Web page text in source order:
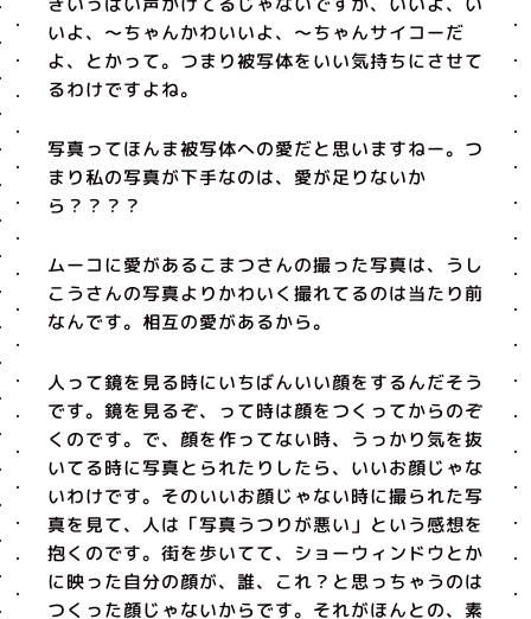
いよ、〜ちゃんかわいいよ、〜ちゃんサイコーだ
よ、とかって。つまり被写体をいい気持ちにさせて
るわけですよね。
写真ってほんま被写体への愛だと思いますねー。つ
まり私の写真が下手なのは、愛が足りないか
ら？？？？
ムーコに愛があるこまつさんの撮った写真は、うし
こうさんの写真よりかわいく撮れてるのは当たり前
なんです。相互の愛があるから。
人って鏡を見る時にいちばんいい顔をするんだそう
です。鏡を見るぞ、って時は顔をつくってからのぞ
くのです。で、顔を作ってない時、うっかり気を抜
いてる時に写真とられたりしたら、いいお顔じゃな
いわけです。そのいいお顔じゃない時に撮られた写
真を見て、人は「写真うつりが悪い」という感想を
抱くのです。街を歩いてて、ショーウィンドウとか
に映った自分の顔が、誰、これ？と思っちゃうのは
つくった顔じゃないからです。それがほんとの、素